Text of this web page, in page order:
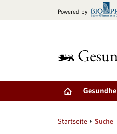
Powered by
Startseite Suche